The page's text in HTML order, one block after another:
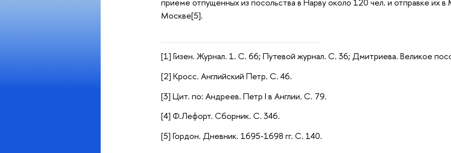
приеме отпущенных из посольства в Нарву около 120 чел. и отправке их
Москве[5].
[1] Гизен. Журнал. 1. С. 66; Путевой журнал. С. 36; Дмитриева. Великое
[2] Кросс. Английский Петр. С. 46.
[3] Цит. по: Андреев. Петр I в Англии. С. 79.
[4] Ф.Лефорт. Сборник. С. 346.
[5] Гордон. Дневник. 1695-1698 гг. С. 140.